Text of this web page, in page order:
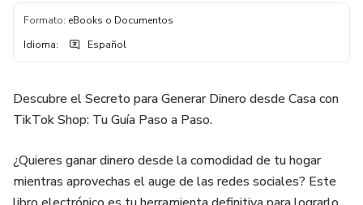
Formato: eBooks o Documentos
Idioma: Español
Descubre el Secreto para Generar Dinero desde Casa con
TikTok Shop: Tu Guía Paso a Paso.
¿Quieres ganar dinero desde la comodidad de tu hogar
mientras aprovechas el auge de las redes sociales? Este